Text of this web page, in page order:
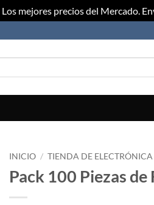
Los mejores precios del Mercado.
INICIO / TIENDA DE ELECTRÓNICA
Pack 100 Piezas